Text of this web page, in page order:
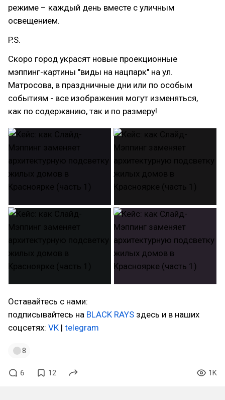
режиме – каждый день вместе с уличным
освещением.
P.S.
Скоро город украсят новые проекционные
мэппинг-картины "виды на нацпарк" на ул.
Матросова, в праздничные дни или по особым
событиям - все изображения могут изменяться,
как по содержанию, так и по размеру!
Оставайтесь с нами:
подписывайтесь на BLACK RAYS здесь и в наших
соцсетях: VK | telegram
8
6 12 1K